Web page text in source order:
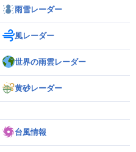
雨雪レーダー
風レーダー
世界の雨雲レーダー
黄砂レーダー
台風情報